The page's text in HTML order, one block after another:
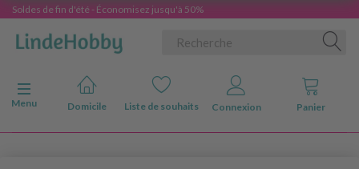
Soldes de fin d'été - Économisez jusqu'à 50%
Basculer la navigation
Menu
Domicile Liste de souhaits Connexion Panier